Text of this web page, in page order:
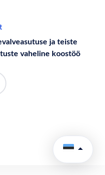
ja teiste
vaheline koostöö